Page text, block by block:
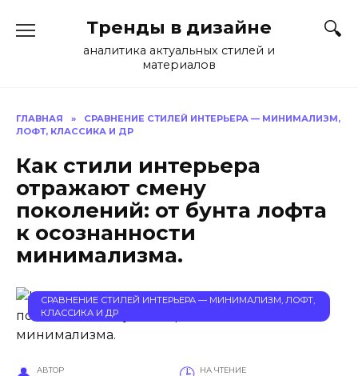
содержанию
Тренды в дизайне
аналитика актуальных стилей и
материалов
ГЛАВНАЯ »
СРАВНЕНИЕ СТИЛЕЙ ИНТЕРЬЕРА — МИНИМАЛИЗМ,
ЛОФТ, КЛАССИКА И ДР
Как стили интерьера
отражают смену
поколений: от бунта лофта
к осознанности
минимализма.
СРАВНЕНИЕ СТИЛЕЙ ИНТЕРЬЕРА — МИНИМАЛИЗМ, ЛОФТ,
КЛАССИКА И ДР
АВТОР НА ЧТЕНИЕ